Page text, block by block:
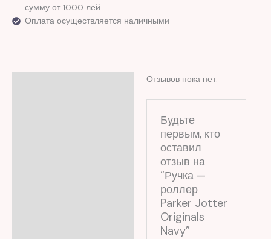
сумму от 1000 лей.
Оплата осуществляется наличными
Отзывов пока нет.
Будьте
первым, кто
оставил
отзыв на
“Ручка —
роллер
Parker Jotter
Originals
Navy”